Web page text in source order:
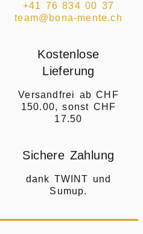
+41 76 834 00 37
team@bona-mente.ch
Kostenlose
Lieferung
Versandfrei ab CHF
150.00, sonst CHF
17.50
Sichere Zahlung
dank TWINT und
Sumup.